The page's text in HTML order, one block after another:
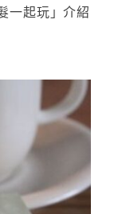
一起玩」介紹